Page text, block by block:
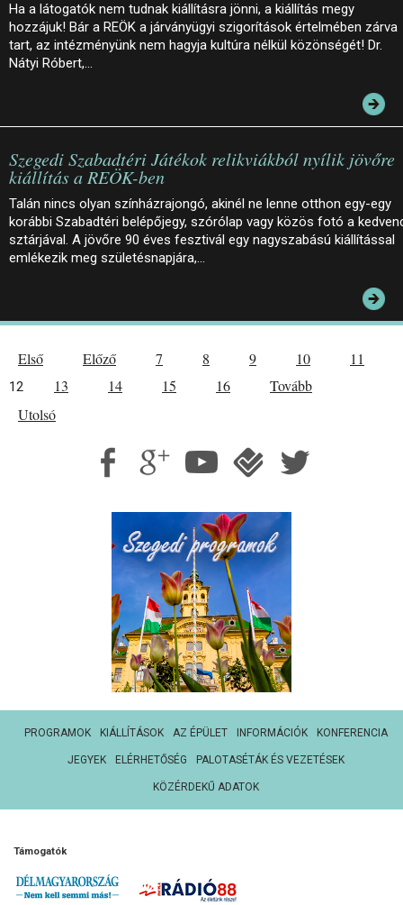
Ha a látogatók nem tudnak kiállításra jönni, a kiállítás megy
hozzájuk! Bár a REÖK a járványügyi szigorítások értelmében zárva
tart, az intézményünk nem hagyja kultúra nélkül közönségét! Dr.
Nátyi Róbert,…
Szegedi Szabadtéri Játékok relikviákból nyílik jövőre
kiállítás a REÖK-ben
Talán nincs olyan színházrajongó, akinél ne lenne otthon egy-egy
korábbi Szabadtéri belépőjegy, szórólap vagy közös fotó a
sztárjával. A jövőre 90 éves fesztivál egy nagyszabású kiállítással
emlékezik meg születésnapjára,…
Első Előző 7 8 9 10 11
12 13 14 15 16
Tovább
Utolsó
PROGRAMOK KIÁLLÍTÁSOK AZ ÉPÜLET INFORMÁCIÓK KONFERENCIA
JEGYEK ELÉRHETŐSÉG PALOTASÉTÁK ÉS VEZETÉSEK
KÖZÉRDEKŰ ADATOK
Támogatók